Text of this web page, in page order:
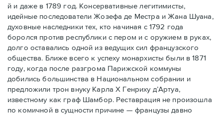
й и даже в 1789 год. Консервативные легитимисты,
идейные последователи Жозефа де Местра и Жана Шуана,
духовные наследники тех, кто начиная с 1792 года
боролся против республики с пером и с оружием в руках,
долго оставались одной из ведущих сил французского
общества. Ближе всего к успеху монархисты были в 1871
году, когда после разгрома Парижской коммуны
добились большинства в Национальном собрании и
предложили трон внуку Карла Х Генриху д’Артуа,
известному как граф Шамбор. Реставрация не произошла
по комичной в сущности причине — французы давно